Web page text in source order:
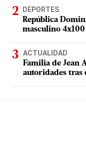
DEPORTES
República
masculino
ACTUALIDAD
Familia de Jean
autoridades tras